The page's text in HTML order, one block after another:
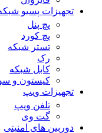
تجهیزات پسیو
پچ پنل
پچ کورد
تستر شبکه
رک
کابل شبکه
کیستون و
تجهیزات ویپ
تلفن ویپ
گت وی
دوربین های امنیتی